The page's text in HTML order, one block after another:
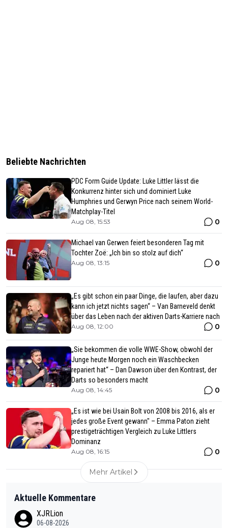
Beliebte Nachrichten
PDC Form Guide Update: Luke Littler lässt die
Konkurrenz hinter sich und dominiert Luke
Humphries und Gerwyn Price nach seinem World-
Matchplay-Titel
Aug 08, 15:53 0
Michael van Gerwen feiert besonderen Tag mit
Tochter Zoë: „Ich bin so stolz auf dich“
Aug 08, 13:15 0
„Es gibt schon ein paar Dinge, die laufen, aber dazu
kann ich jetzt nichts sagen“ – Van Barneveld denkt
über das Leben nach der aktiven Darts-Karriere nach
Aug 08, 12:00 0
„Sie bekommen die volle WWE-Show, obwohl der
Junge heute Morgen noch ein Waschbecken
repariert hat“ – Dan Dawson über den Kontrast, der
Darts so besonders macht
Aug 08, 14:45 0
„Es ist wie bei Usain Bolt von 2008 bis 2016, als er
jedes große Event gewann" – Emma Paton zieht
prestigeträchtigen Vergleich zu Luke Littlers
Dominanz
Aug 08, 16:15 0
Mehr Artikel
Aktuelle Kommentare
XJRLion
06-08-2026